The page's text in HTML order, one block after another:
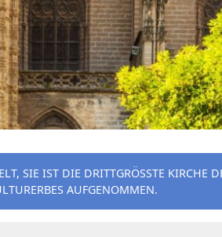
SIE IST DIE DRITTGRÖSSTE KIRCHE
AUFGENOMMEN.